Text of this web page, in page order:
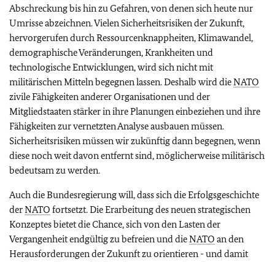
Abschreckung bis hin zu Gefahren, von denen sich heute nur
Umrisse abzeichnen. Vielen Sicherheitsrisiken der Zukunft,
hervorgerufen durch Ressourcenknappheiten, Klimawandel,
demographische Veränderungen, Krankheiten und
technologische Entwicklungen, wird sich nicht mit
militärischen Mitteln begegnen lassen. Deshalb wird dieNATO
zivile Fähigkeiten anderer Organisationen und der
Mitgliedstaaten stärker in ihre Planungen einbeziehen und ihre
Fähigkeiten zur vernetzten Analyse ausbauen müssen.
Sicherheitsrisiken müssen wir zukünftig dann begegnen, wenn
diese noch weit davon entfernt sind, möglicherweise militärisch
bedeutsam zu werden.
Auch die Bundesregierung will, dass sich die Erfolgsgeschichte
derNATO fortsetzt. Die Erarbeitung des neuen strategischen
Konzeptes bietet die Chance, sich von den Lasten der
Vergangenheit endgültig zu befreien und dieNATO an den
Herausforderungen der Zukunft zu orientieren - und damit